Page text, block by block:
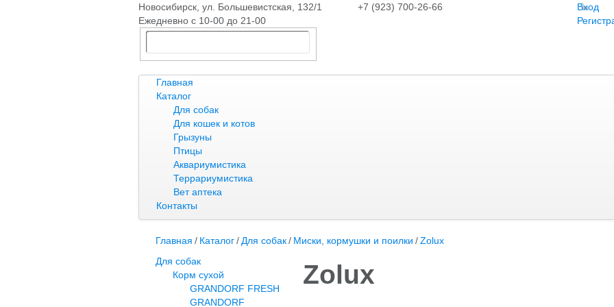
Новосибирск, ​ул. Большевистская, 132/1
Ежедневно с 10-00 до 21-00
+7 (923) 700-26-66
Вход
Главная
Каталог
Для собак
Для кошек и котов
Грызуны
Птицы
Аквариумистика
Террариумистика
Вет аптека
Контакты
Главная / Каталог/Для собак/ Миски, кормушки и поилки /Zolux
Для собак
Корм сухой
GRANDORF FRESH
GRANDORF
Zolux